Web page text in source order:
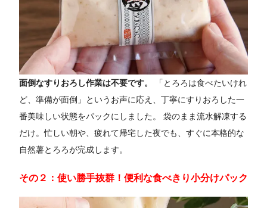
面倒なすりおろし作業は不要です。
「とろろは食べたいけれ
ど、準備が面倒」というお声に応え、丁寧にすりおろした一
番美味しい状態をパックにしました。 袋のまま流水解凍する
だけ。忙しい朝や、疲れて帰宅した夜でも、すぐに本格的な
自然薯とろろが完成します。
その２：使い勝手抜群！便利な食べきり小分けパック